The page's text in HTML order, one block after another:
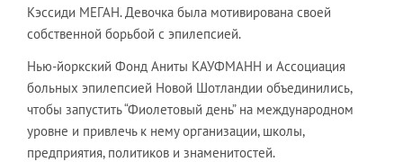
Кэссиди МЕГАН. Девочка была мотивирована своей
собственной борьбой с эпилепсией.
Нью-йоркский Фонд Аниты КАУФМАНН и Ассоциация
больных эпилепсией Новой Шотландии объединились,
чтобы запустить “Фиолетовый день” на международном
уровне и привлечь к нему организации, школы,
предприятия, политиков и знаменитостей.